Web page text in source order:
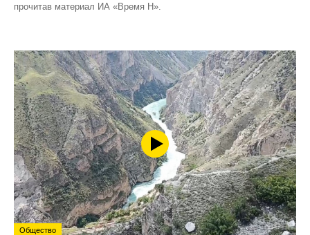
прочитав материал ИА «Время Н».
Общество